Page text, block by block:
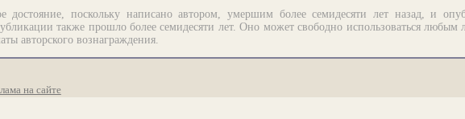
поскольку написано автором, умершим более семидесяти лет назад, и
также прошло более семидесяти лет. Оно может свободно использоваться любым
авторского вознаграждения.
на сайте